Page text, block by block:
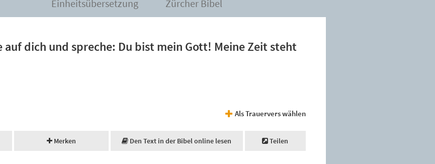
Einheitsübersetzung Zürcher Bibel
auf dich und spreche: Du bist mein Gott! Meine Zeit steht
Als Trauervers wählen
Merken Den Text in der Bibel online lesen Teilen